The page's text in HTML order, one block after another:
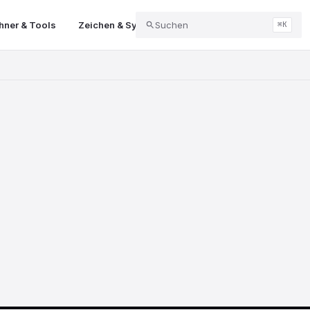
& Tools Zeichen & Symbole Abo & Kündigung
Suchen ⌘K